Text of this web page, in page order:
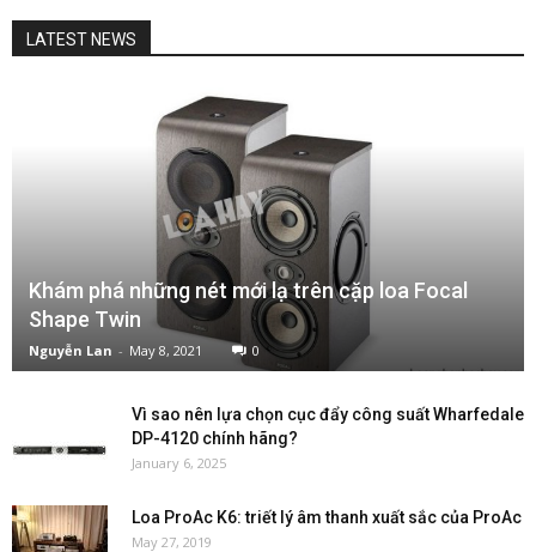
LATEST NEWS
Khám phá những nét mới lạ trên cặp loa Focal
Shape Twin
Nguyễn Lan - May 8, 2021 0
Vì sao nên lựa chọn cục đẩy công suất Wharfedale
DP-4120 chính hãng?
January 6, 2025
Loa ProAc K6: triết lý âm thanh xuất sắc của ProAc
May 27, 2019